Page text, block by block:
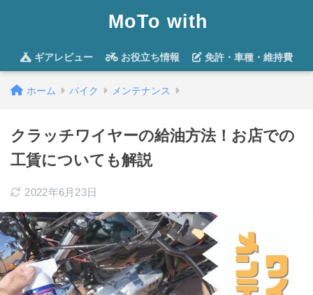
MoTo with
ギアレビュー お役立ち情報 免許・車種・維持費
ホーム バイク メンテナンス
クラッチワイヤーの給油方法！お店での
工賃についても解説
2022年6月23日